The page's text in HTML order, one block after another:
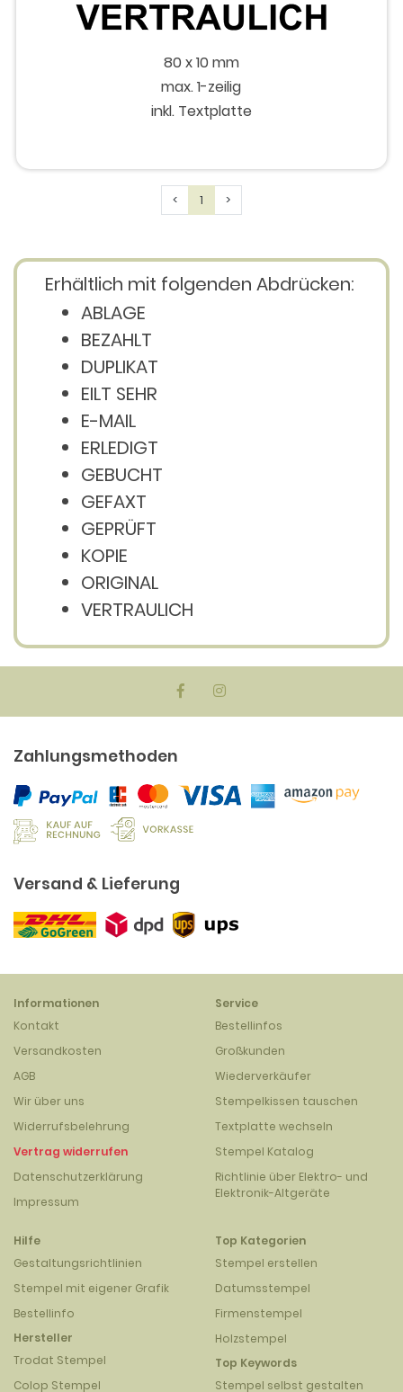
80 x 10 mm
max. 1-zeilig
inkl. Textplatte
<Previous
1 >Next
Erhältlich mit folgenden Abdrücken:
ABLAGE
BEZAHLT
DUPLIKAT
EILT SEHR
E-MAIL
ERLEDIGT
GEBUCHT
GEFAXT
GEPRÜFT
KOPIE
ORIGINAL
VERTRAULICH
Zahlungsmethoden
Versand & Lieferung
Informationen
Kontakt
Versandkosten
AGB
Wir über uns
Widerrufsbelehrung
Vertrag widerrufen
Datenschutzerklärung
Impressum
Service
Bestellinfos
Großkunden
Wiederverkäufer
Stempelkissen tauschen
Textplatte wechseln
Stempel Katalog
Richtlinie über Elektro- und
Elektronik-Altgeräte
Hilfe
Gestaltungsrichtlinien
Stempel mit eigener Grafik
Bestellinfo
Hersteller
Trodat Stempel
Colop Stempel
Top Kategorien
Stempel erstellen
Datumsstempel
Firmenstempel
Holzstempel
Top Keywords
Stempel selbst gestalten